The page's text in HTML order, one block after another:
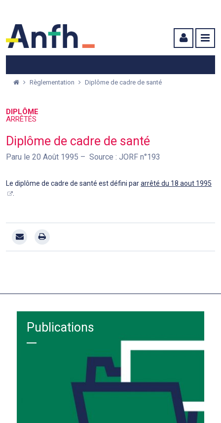
Règlementation Diplôme de cadre de santé
DIPLÔME
ARRÊTÉS
Diplôme de cadre de santé
Paru le 20 Août 1995 Source : JORF n°193
Le diplôme de cadre de santé est défini pararrêté du 18 aout 1995
.
Publications